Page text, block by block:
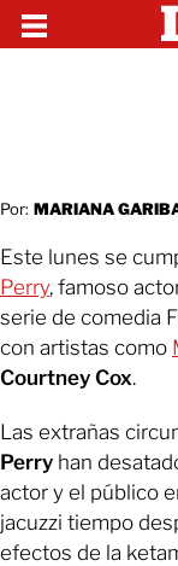
Por: MARIANA
Este lunes se
Perry, famoso
serie de comedia
con artistas como
Courtney Cox.
Las extrañas
Perry han
actor y el público
jacuzzi tiempo
efectos de la